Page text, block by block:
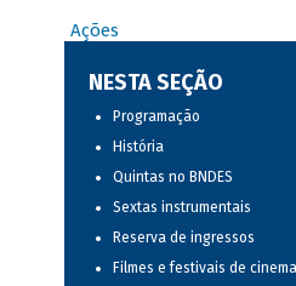
Ações
NESTA SEÇÃO
Programação
História
Quintas no BNDES
Sextas instrumentais
Reserva de ingressos
Filmes e festivais de cinema